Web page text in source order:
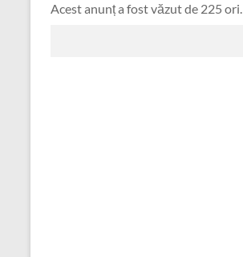
Acest anunț a fost văzut de 225 ori.